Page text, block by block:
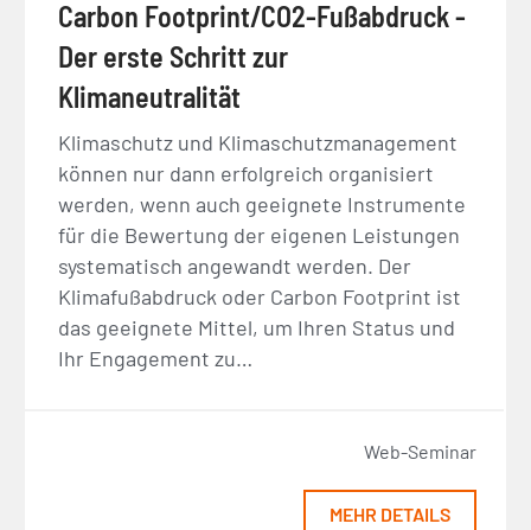
Carbon Footprint/CO2-Fußabdruck -
Der erste Schritt zur
Klimaneutralität
Klimaschutz und Klimaschutzmanagement
können nur dann erfolgreich organisiert
werden, wenn auch geeignete Instrumente
für die Bewertung der eigenen Leistungen
systematisch angewandt werden. Der
Klimafußabdruck oder Carbon Footprint ist
das geeignete Mittel, um Ihren Status und
Ihr Engagement zu…
Web-Seminar
MEHR DETAILS